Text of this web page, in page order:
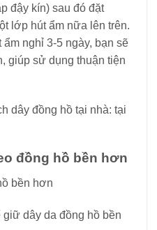
đậy kín) sau đó đặt
lớp hút ẩm nữa lên trên.
nghỉ 3-5 ngày, bạn sẽ
giúp sử dụng thuận tiện
dây đồng hồ tại nhà: tại
đồng hồ bền hơn
dây da đồng hồ bền